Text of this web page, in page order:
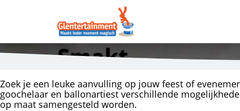
Smakt
Zoek je een leuke aanvulling op jouw feest of
goochelaar en ballonartiest verschillende
op maat samengesteld worden.